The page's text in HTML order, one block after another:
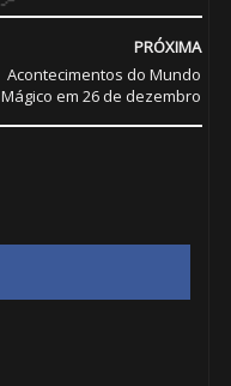
PRÓXIMA
Acontecimentos do Mundo
Mágico em 26 de dezembro